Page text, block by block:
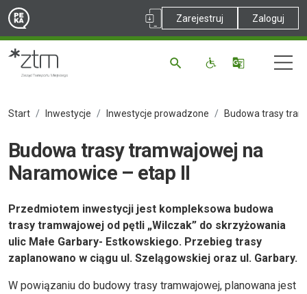
Zarejestruj Zaloguj
Start Inwestycje Inwestycje prowadzone Budowa trasy tramwajowej na
Budowa trasy tramwajowej na
Naramowice – etap II
Przedmiotem inwestycji jest kompleksowa budowa
trasy tramwajowej od pętli „Wilczak” do skrzyżowania
ulic Małe Garbary- Estkowskiego. Przebieg trasy
zaplanowano w ciągu ul. Szelągowskiej oraz ul. Garbary.
W powiązaniu do budowy trasy tramwajowej, planowana jest